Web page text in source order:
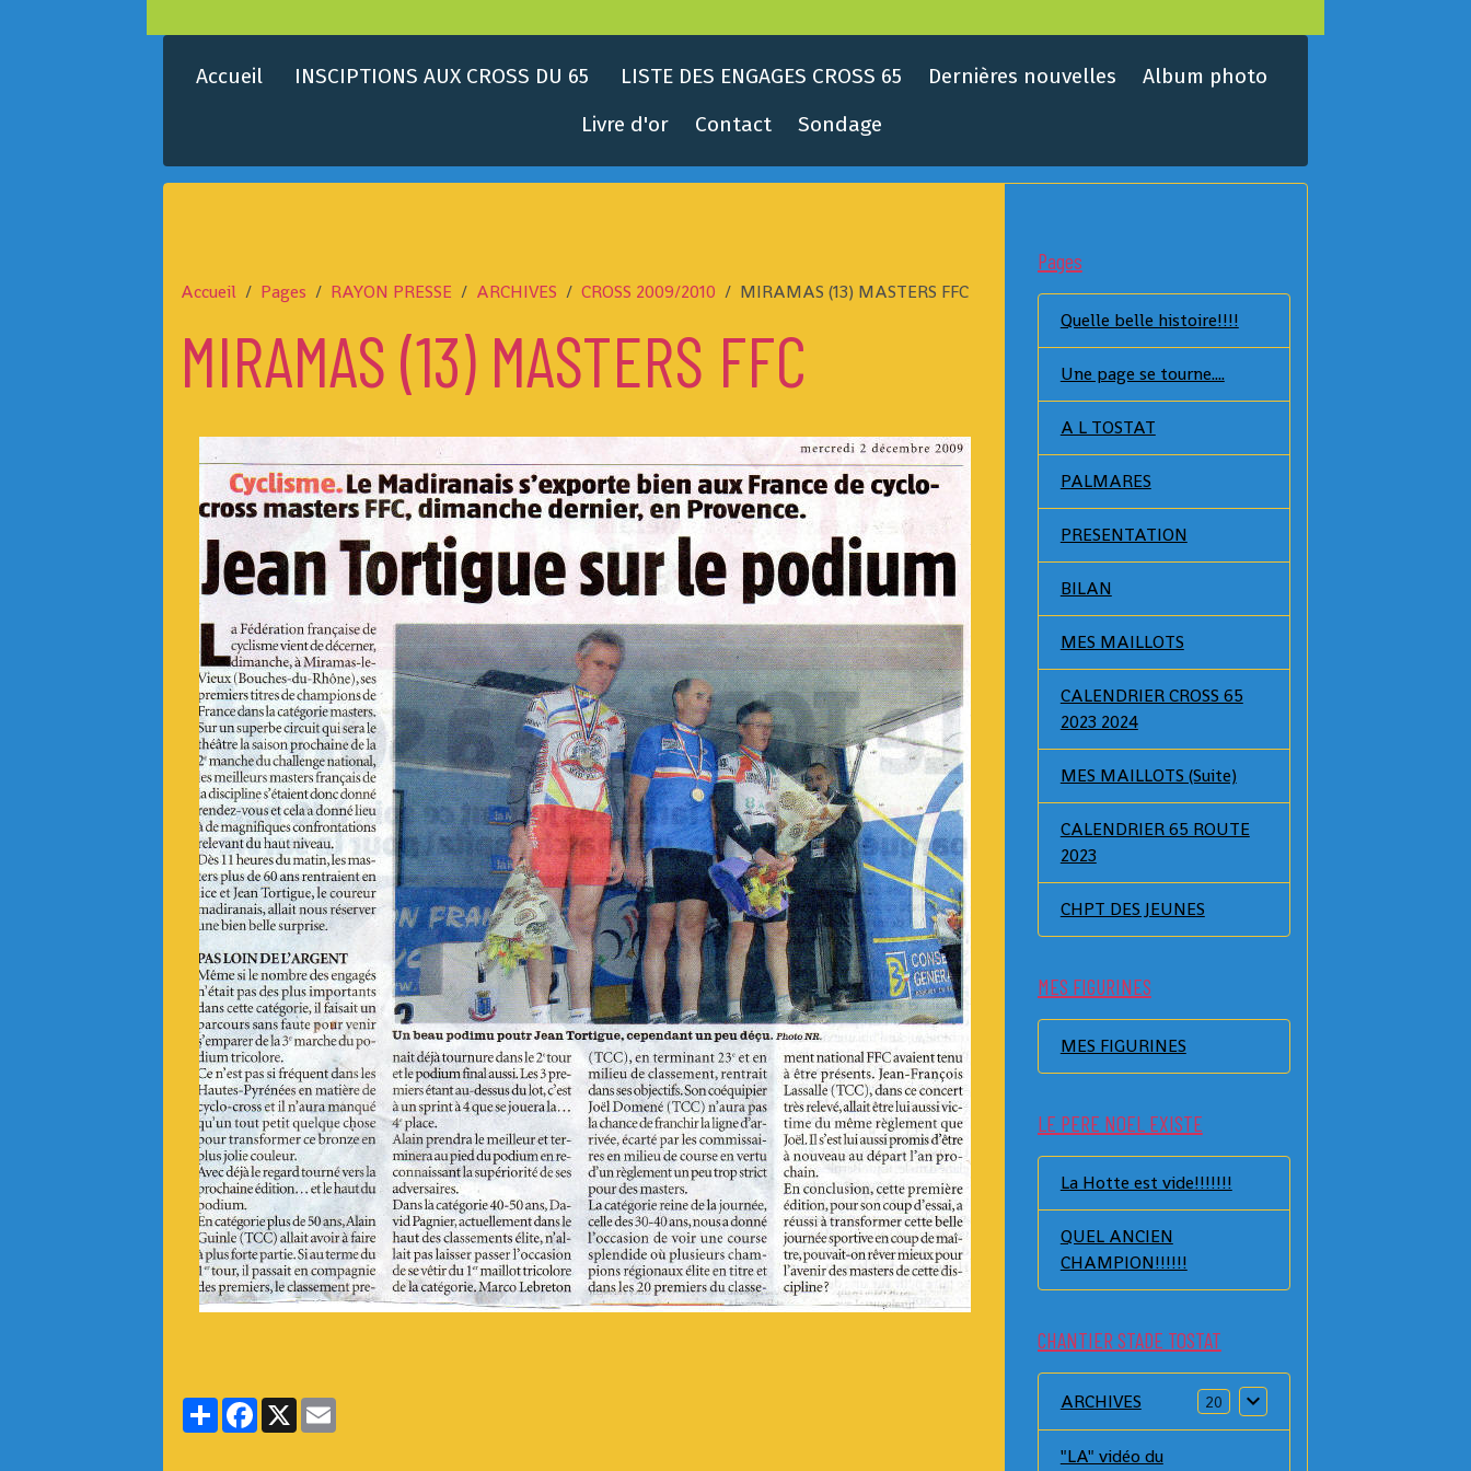
Accueil INSCIPTIONS AUX CROSS DU 65 LISTE DES ENGAGES CROSS 65 Dernières nouvelles
Album photo
Livre d'or
Contact Sondage
Accueil Pages RAYON PRESSE ARCHIVES CROSS 2009/2010 MIRAMAS (13) MASTERS FFC
MIRAMAS (13) MASTERS FFC
PartagerFacebook
X
Pages
Quelle belle histoire!!!!
Une page se tourne....
A L TOSTAT
PALMARES
PRESENTATION
BILAN
MES MAILLOTS
CALENDRIER CROSS 65
2023 2024
MES MAILLOTS (Suite)
CALENDRIER 65 ROUTE
2023
CHPT DES JEUNES
MES FIGURINES
MES FIGURINES
LE PERE NOEL EXISTE
La Hotte est vide!!!!!!!
QUEL ANCIEN
CHAMPION!!!!!!
CHANTIER STADE TOSTAT
ARCHIVES 20
"LA" vidéo du